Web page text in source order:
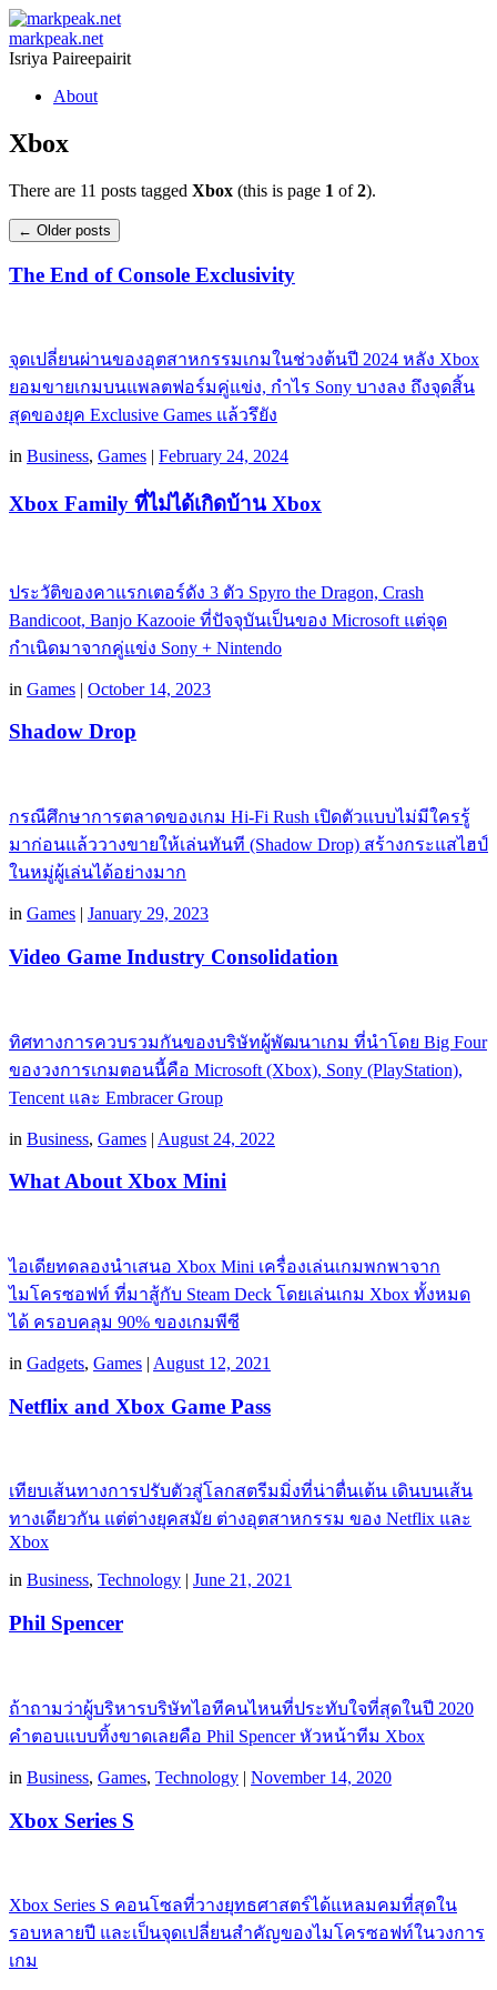
markpeak.net
Isriya Paireepairit
Skip
content
About
Xbox
There are 11 posts tagged Xbox (this is page 1 of2).
Post
← Older posts
The End of Console Exclusivity
จุดเปลี่ยนผ่านของอุตสาหกรรมเกมในช่วงต้นปี 2024 หลัง Xbox
ยอมขายเกมบนแพลตฟอร์มคู่แข่ง, กำไร Sony บางลง ถึงจุดสิ้น
สุดของยุค Exclusive Games แล้วรึยัง
in Business, Games | February 24, 2024
Xbox Family ที่ไม่ได้เกิดบ้าน Xbox
ประวัติของคาแรกเตอร์ดัง 3 ตัว Spyro the Dragon, Crash
Bandicoot, Banjo Kazooie ที่ปัจจุบันเป็นของ Microsoft แต่จุด
กำเนิดมาจากคู่แข่ง Sony + Nintendo
in Games | October 14, 2023
Shadow Drop
กรณีศึกษาการตลาดของเกม Hi-Fi Rush เปิดตัวแบบไม่มีใครรู้
มาก่อนแล้ววางขายให้เล่นทันที (Shadow Drop) สร้างกระแสไฮป์
ในหมู่ผู้เล่นได้อย่างมาก
in Games | January 29, 2023
Video Game Industry Consolidation
ทิศทางการควบรวมกันของบริษัทผู้พัฒนาเกม ที่นำโดย Big Four
ของวงการเกมตอนนี้คือ Microsoft (Xbox), Sony (PlayStation),
Tencent และ Embracer Group
in Business, Games | August 24, 2022
What About Xbox Mini
ไอเดียทดลองนำเสนอ Xbox Mini เครื่องเล่นเกมพกพาจาก
ไมโครซอฟท์ ที่มาสู้กับ Steam Deck โดยเล่นเกม Xbox ทั้งหมด
ได้ ครอบคลุม 90% ของเกมพีซี
in Gadgets, Games | August 12, 2021
Netflix and Xbox Game Pass
เทียบเส้นทางการปรับตัวสู่โลกสตรีมมิ่งที่น่าตื่นเต้น เดินบนเส้น
ทางเดียวกัน แต่ต่างยุคสมัย ต่างอุตสาหกรรม ของ Netflix และ
Xbox
in Business, Technology | June 21, 2021
Phil Spencer
ถ้าถามว่าผู้บริหารบริษัทไอทีคนไหนที่ประทับใจที่สุดในปี 2020
คำตอบแบบทิ้งขาดเลยคือ Phil Spencer หัวหน้าทีม Xbox
in Business, Games, Technology | November 14, 2020
Xbox Series S
Xbox Series S คอนโซลที่วางยุทธศาสตร์ได้แหลมคมที่สุดใน
รอบหลายปี และเป็นจุดเปลี่ยนสำคัญของไมโครซอฟท์ในวงการ
เกม